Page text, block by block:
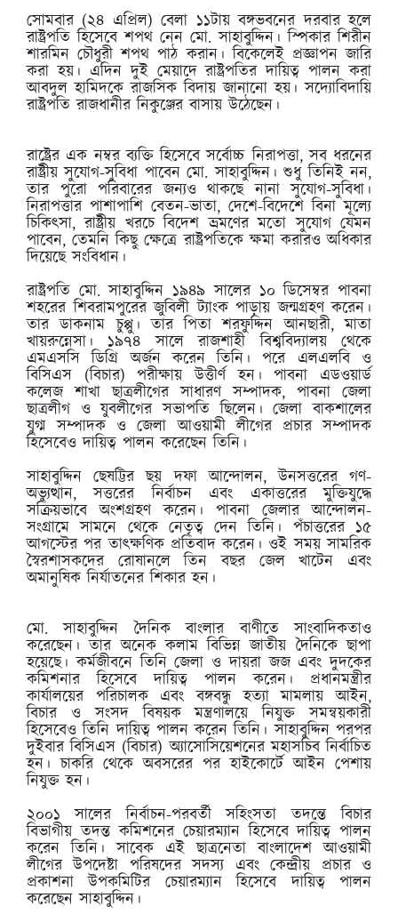
সোমবার (২৪ এপ্রিল) বেলা ১১টায় বঙ্গভবনের দরবার হলে
রাষ্ট্রপতি হিসেবে শপথ নেন মো. সাহাবুদ্দিন। স্পিকার শিরীন
শারমিন চৌধুরী শপথ পাঠ করান। বিকেলেই প্রজ্ঞাপন জারি
করা হয়। এদিন দুই মেয়াদে রাষ্ট্রপতির দায়িত্ব পালন করা
আবদুল হামিদকে রাজসিক বিদায় জানানো হয়। সদ্যোবিদায়ি
রাষ্ট্রপতি রাজধানীর নিকুঞ্জের বাসায় উঠেছেন।
রাষ্ট্রের এক নম্বর ব্যক্তি হিসেবে সর্বোচ্চ নিরাপত্তা, সব ধরনের
রাষ্ট্রীয় সুযোগ-সুবিধা পাবেন মো. সাহাবুদ্দিন। শুধু তিনিই নন,
তার পুরো পরিবারের জন্যও থাকছে নানা সুযোগ-সুবিধা।
নিরাপত্তার পাশাপাশি বেতন-ভাতা, দেশে-বিদেশে বিনা মূল্যে
চিকিৎসা, রাষ্ট্রীয় খরচে বিদেশ ভ্রমণের মতো সুযোগ যেমন
পাবেন, তেমনি কিছু ক্ষেত্রে রাষ্ট্রপতিকে ক্ষমা করারও অধিকার
দিয়েছে সংবিধান।
রাষ্ট্রপতি মো. সাহাবুদ্দিন ১৯৪৯ সালের ১০ ডিসেম্বর পাবনা
শহরের শিবরামপুরের জুবিলী ট্যাংক পাড়ায় জন্মগ্রহণ করেন।
তার ডাকনাম চুপ্পু। তার পিতা শরফুদ্দিন আনছারী, মাতা
খায়রুন্নেসা। ১৯৭৪ সালে রাজশাহী বিশ্ববিদ্যালয় থেকে
এমএসসি ডিগ্রি অর্জন করেন তিনি। পরে এলএলবি ও
বিসিএস (বিচার) পরীক্ষায় উত্তীর্ণ হন। পাবনা এডওয়ার্ড
কলেজ শাখা ছাত্রলীগের সাধারণ সম্পাদক, পাবনা জেলা
ছাত্রলীগ ও যুবলীগের সভাপতি ছিলেন। জেলা বাকশালের
যুগ্ম সম্পাদক ও জেলা আওয়ামী লীগের প্রচার সম্পাদক
হিসেবেও দায়িত্ব পালন করেছেন তিনি।
সাহাবুদ্দিন ছেষট্টির ছয় দফা আন্দোলন, উনসত্তরের গণ-
অভ্যুত্থান, সত্তরের নির্বাচন এবং একাত্তরের মুক্তিযুদ্ধে
সক্রিয়ভাবে অংশগ্রহণ করেন। পাবনা জেলার আন্দোলন-
সংগ্রামে সামনে থেকে নেতৃত্ব দেন তিনি। পঁচাত্তরের ১৫
আগস্টের পর তাৎক্ষণিক প্রতিবাদ করেন। ওই সময় সামরিক
স্বৈরশাসকদের রোষানলে তিন বছর জেল খাটেন এবং
অমানুষিক নির্যাতনের শিকার হন।
মো. সাহাবুদ্দিন দৈনিক বাংলার বাণীতে সাংবাদিকতাও
করেছেন। তার অনেক কলাম বিভিন্ন জাতীয় দৈনিকে ছাপা
হয়েছে। কর্মজীবনে তিনি জেলা ও দায়রা জজ এবং দুদকের
কমিশনার হিসেবে দায়িত্ব পালন করেন। প্রধানমন্ত্রীর
কার্যালয়ের পরিচালক এবং বঙ্গবন্ধু হত্যা মামলায় আইন,
বিচার ও সংসদ বিষয়ক মন্ত্রণালয়ে নিযুক্ত সমন্বয়কারী
হিসেবেও তিনি দায়িত্ব পালন করেন তিনি। সাহাবুদ্দিন পরপর
দুইবার বিসিএস (বিচার) অ্যাসোসিয়েশনের মহাসচিব নির্বাচিত
হন। চাকরি থেকে অবসরের পর হাইকোর্টে আইন পেশায়
নিযুক্ত হন।
২০০১ সালের নির্বাচন-পরবর্তী সহিংসতা তদন্তে বিচার
বিভাগীয় তদন্ত কমিশনের চেয়ারম্যান হিসেবে দায়িত্ব পালন
করেন তিনি। সাবেক এই ছাত্রনেতা বাংলাদেশ আওয়ামী
লীগের উপদেষ্টা পরিষদের সদস্য এবং কেন্দ্রীয় প্রচার ও
প্রকাশনা উপকমিটির চেয়ারম্যান হিসেবে দায়িত্ব পালন
করেছেন সাহাবুদ্দিন।